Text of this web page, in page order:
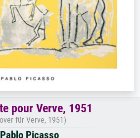
pour Verve, 1951
für Verve, 1951)
Pablo Picasso